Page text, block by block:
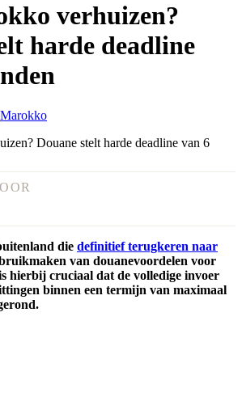
verhuizen?
harde deadline
Marokko
die definitief terugkeren naar
van douanevoordelen voor
hierbij cruciaal dat de volledige invoer
binnen een termijn van maximaal